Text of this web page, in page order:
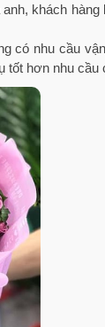
khách hàng
có nhu cầu
tốt hơn nhu cầu